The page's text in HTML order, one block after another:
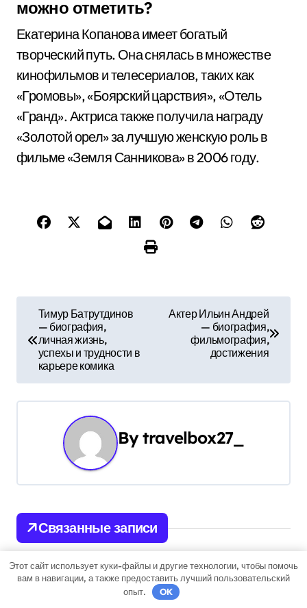
можно отметить?
Екатерина Копанова имеет богатый
творческий путь. Она снялась в множестве
кинофильмов и телесериалов, таких как
«Громовы», «Боярский царствия», «Отель
«Гранд». Актриса также получила награду
«Золотой орел» за лучшую женскую роль в
фильме «Земля Санникова» в 2006 году.
и
ц
и
я
п
о
Тимур Батрутдинов
— биография,
личная жизнь,
успехы и трудности в
карьере комика
Актер Ильин Андрей
— биография,
фильмография,
достижения
Bytravelbox27_
Связанные записи
Uncategorised
Этот сайт использует куки-файлы и другие технологии, чтобы помочь
вам в навигации, а также предоставить лучший пользовательский
опыт.
OK